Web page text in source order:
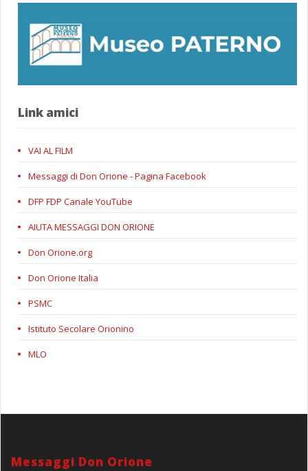
Link amici
VAI AL FILM
Messaggi di Don Orione - Pagina Facebook
DFP FDP Canale YouTube
AIUTA MESSAGGI DON ORIONE
Don Orione.org
Don Orione Italia
PSMC
Istituto Secolare Orionino
MLO
Messaggi Don Orione